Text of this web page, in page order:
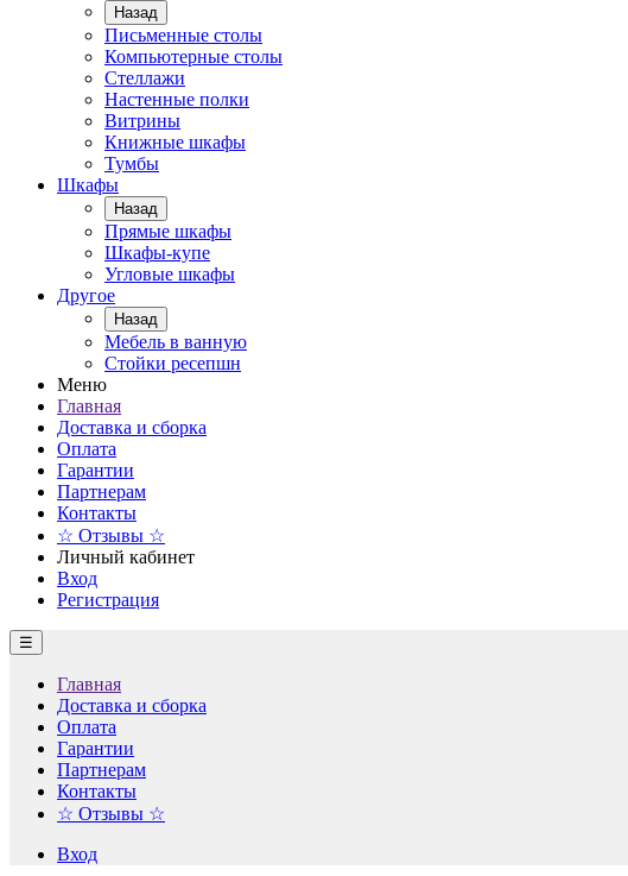
Назад
Письменные столы
Компьютерные столы
Стеллажи
Настенные полки
Витрины
Книжные шкафы
Тумбы
Шкафы
Назад
Прямые шкафы
Шкафы-купе
Угловые шкафы
Другое
Назад
Мебель в ванную
Стойки ресепшн
Меню
Главная
Доставка и сборка
Оплата
Гарантии
Партнерам
Контакты
☆ Отзывы ☆
Личный кабинет
Вход
Регистрация
☰
Главная
Доставка и сборка
Оплата
Гарантии
Партнерам
Контакты
☆ Отзывы ☆
Вход